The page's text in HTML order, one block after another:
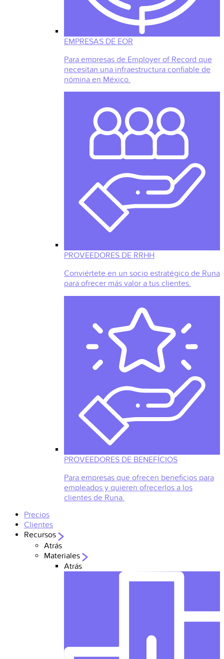
EMPRESAS DE EOR
Para empresas de Employer of Record que
necesitan una infraestructura confiable de
nómina en México.
PROVEEDORES DE RRHH
Conviértete en un socio estratégico de Runa
para ofrecer más valor a tus clientes.
PROVEEDORES DE BENEFÍCIOS
Para empresas que ofrecen beneficios para
empleados y quieren ofrecerlos a los
clientes de Runa.
Precios
Clientes
Recursos
Atrás
Materiales
Atrás